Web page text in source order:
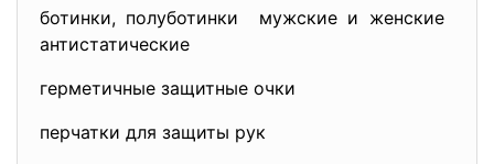
ботинки, полуботинки мужские и женские
антистатические
герметичные защитные очки
перчатки для защиты рук